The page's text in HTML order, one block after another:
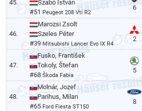
45.
Szabó István
#51Peugeot 208 Vti R2
6
46.
Marozsi Zsolt
Szeles Péter
#39Mitsubishi Lancer Evo IX R4
2
47.
Fusko, František
Tokoly, Štefan
#68Škoda Fabia
5
48.
Molnár, Jozef
Parihus, Milan
#65 Ford Fiesta ST150
8